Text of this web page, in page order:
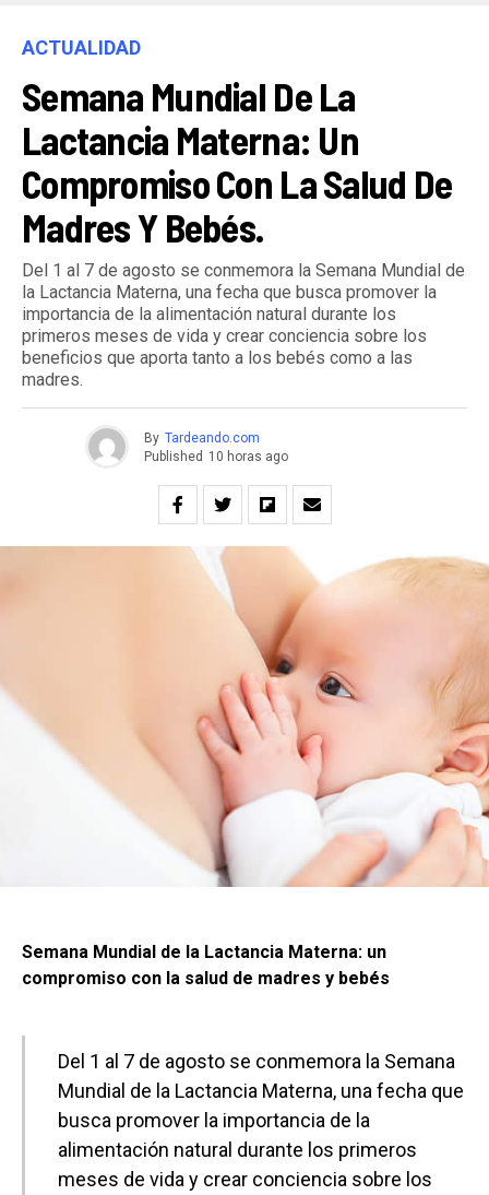
ACTUALIDAD
Semana Mundial De La
Lactancia Materna: Un
Compromiso Con La Salud De
Madres Y Bebés.
Del 1 al 7 de agosto se conmemora la Semana Mundial de
la Lactancia Materna, una fecha que busca promover la
importancia de la alimentación natural durante los
primeros meses de vida y crear conciencia sobre los
beneficios que aporta tanto a los bebés como a las
madres.
By Tardeando.com
Published 10 horas ago
Semana Mundial de la Lactancia Materna: un
compromiso con la salud de madres y bebés
Del 1 al 7 de agosto se conmemora la Semana
Mundial de la Lactancia Materna, una fecha que
busca promover la importancia de la
alimentación natural durante los primeros
meses de vida y crear conciencia sobre los